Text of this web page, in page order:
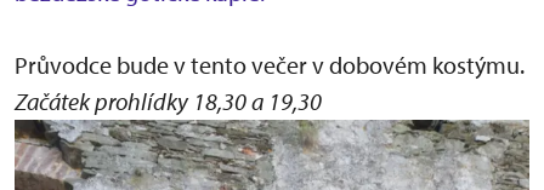
Průvodce bude v tento večer v dobovém kostýmu.
Začátek prohlídky 18,30 a 19,30